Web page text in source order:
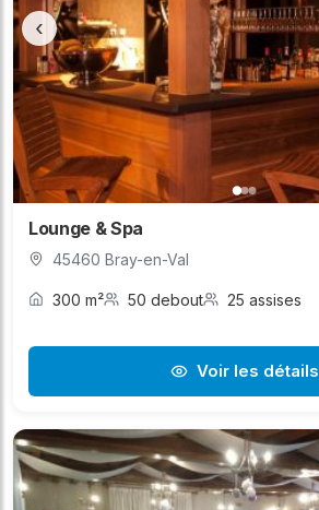
‹
Lounge & Spa
45460 Bray-en-Val
300 m² 50 debout 25 assises
Voir les détails